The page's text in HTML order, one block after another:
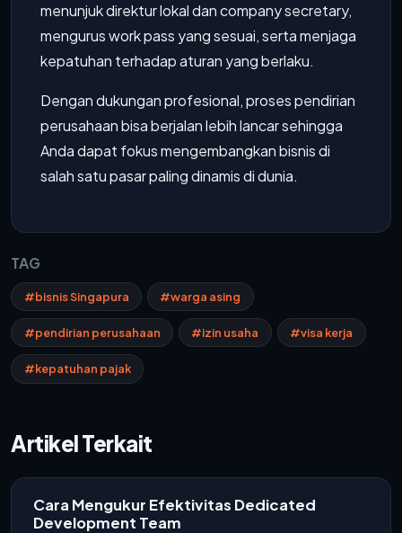
menunjuk direktur lokal dan company secretary,
mengurus work pass yang sesuai, serta menjaga
kepatuhan terhadap aturan yang berlaku.
Dengan dukungan profesional, proses pendirian
perusahaan bisa berjalan lebih lancar sehingga
Anda dapat fokus mengembangkan bisnis di
salah satu pasar paling dinamis di dunia.
TAG
#bisnis Singapura #warga asing
#pendirian perusahaan #izin usaha #visa kerja
#kepatuhan pajak
Artikel Terkait
Cara Mengukur Efektivitas Dedicated
Development Team